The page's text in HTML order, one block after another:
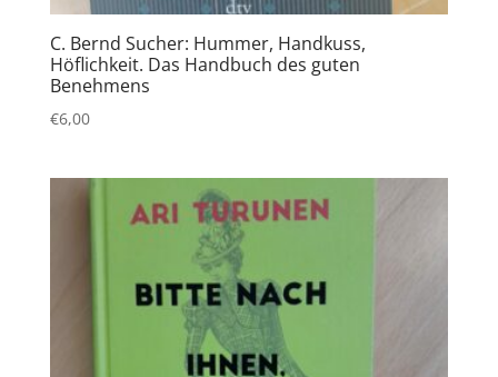
C. Bernd Sucher: Hummer, Handkuss,
Höflichkeit. Das Handbuch des guten
Benehmens
€6,00